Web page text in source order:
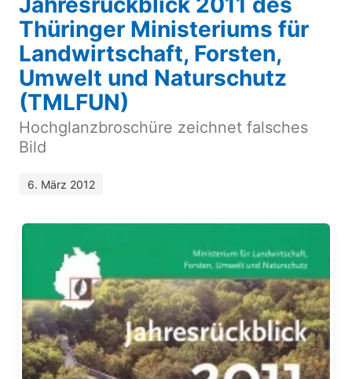
Thüringer Ministeriums für
Landwirtschaft, Forsten,
Umwelt und Naturschutz
(TMLFUN)
Hochglanzbroschüre zeichnet falsches
Bild
6. März 2012